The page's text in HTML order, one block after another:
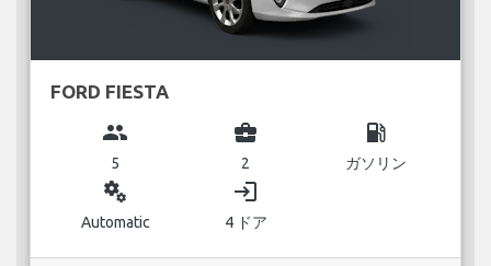
FORD FIESTA
group
5
business_center
2
local_gas_station
ガソリン
miscellaneous_services
Automatic
login
4 ドア